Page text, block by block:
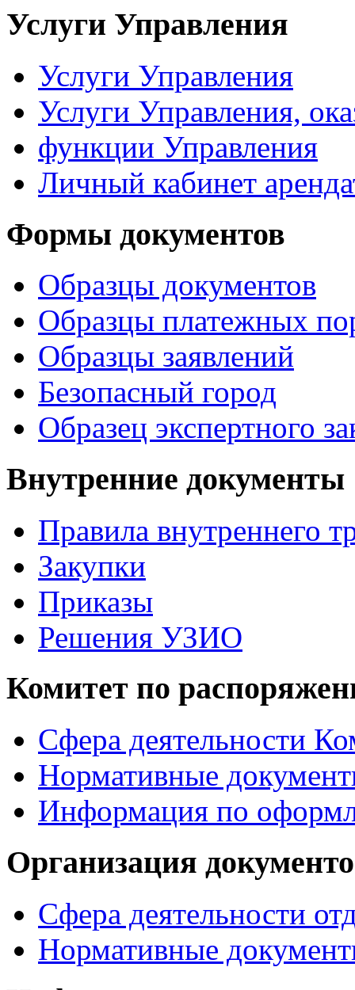
Услуги Управления
Услуги Управления
Услуги Управления,
функции Управления
Личный кабинет
Формы документов
Образцы документов
Образцы платежных
Образцы заявлений
Безопасный город
Образец экспертного
Внутренние документы
Правила внутреннего
Закупки
Приказы
Решения УЗИО
Комитет по
Сфера деятельности
Нормативные
Информация по
Организация
Сфера деятельности
Нормативные